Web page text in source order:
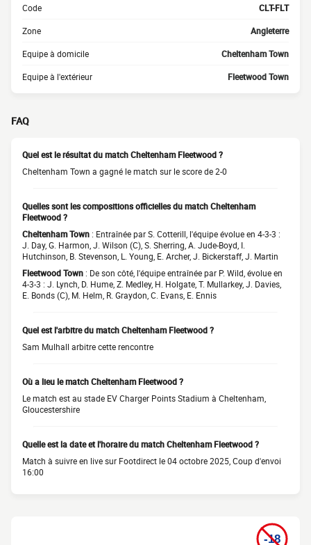
Code CLT-FLT
Zone Angleterre
Equipe à domicile Cheltenham Town
Equipe à l'extérieur Fleetwood Town
FAQ
Quel est le résultat du match Cheltenham Fleetwood ?
Cheltenham Town a gagné le match sur le score de 2-0
Quelles sont les compositions officielles du match Cheltenham
Fleetwood ?
Cheltenham Town : Entraînée par S. Cotterill, l'équipe évolue en 4-3-3 :
J. Day, G. Harmon, J. Wilson (C), S. Sherring, A. Jude-Boyd, I.
Hutchinson, B. Stevenson, L. Young, E. Archer, J. Bickerstaff, J. Martin
Fleetwood Town : De son côté, l'équipe entraînée par P. Wild, évolue en
4-3-3 : J. Lynch, D. Hume, Z. Medley, H. Holgate, T. Mullarkey, J. Davies,
E. Bonds (C), M. Helm, R. Graydon, C. Evans, E. Ennis
Quel est l'arbitre du match Cheltenham Fleetwood ?
Sam Mulhall arbitre cette rencontre
Où a lieu le match Cheltenham Fleetwood ?
Le match est au stade EV Charger Points Stadium à Cheltenham,
Gloucestershire
Quelle est la date et l'horaire du match Cheltenham Fleetwood ?
Match à suivre en live sur Footdirect le 04 octobre 2025, Coup d'envoi
16:00